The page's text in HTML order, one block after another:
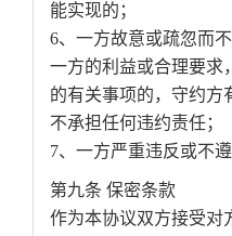
能实现的；
6、一方故意或疏忽而
一方的利益或合理要求
的有关事项的，守约方
不承担任何违约责任；
7、一方严重违反或不
第九条 保密条款
作为本协议双方接受对